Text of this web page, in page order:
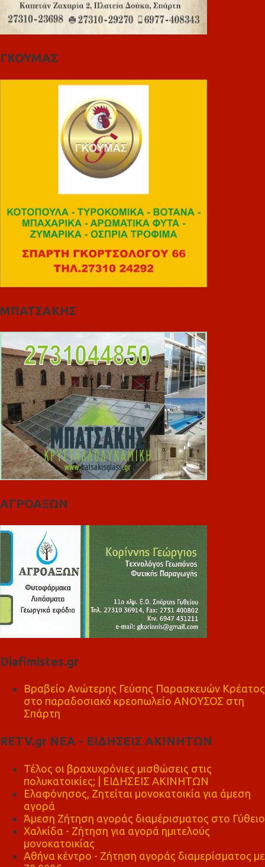
ΓΚΟΥΜΑΣ
ΜΠΑΤΣΑΚΗΣ
ΑΓΡΟΑΞΩΝ
Diafimistes.gr
Βραβείο Ανώτερης Γεύσης Παρασκευών Κρέατος
στο παραδοσιακό κρεοπωλείο ΑΝΟΥΣΟΣ στη
Σπάρτη
RETV.gr ΝΕΑ - ΕΙΔΗΣΕΙΣ ΑΚΙΝΗΤΩΝ
Τέλος οι βραχυχρόνιες μισθώσεις στις
πολυκατοικίες; | ΕΙΔΗΣΕΙΣ ΑΚΙΝΗΤΩΝ
Ελαφόνησος, Ζητείται μονοκατοικία για άμεση
αγορά
Άμεση Ζήτηση αγοράς διαμέρισματος στο Γύθειο
Χαλκίδα - Ζήτηση για αγορά ημιτελούς
μονοκατοικίας
Αθήνα κέντρο - Ζήτηση αγοράς διαμερίσματος με